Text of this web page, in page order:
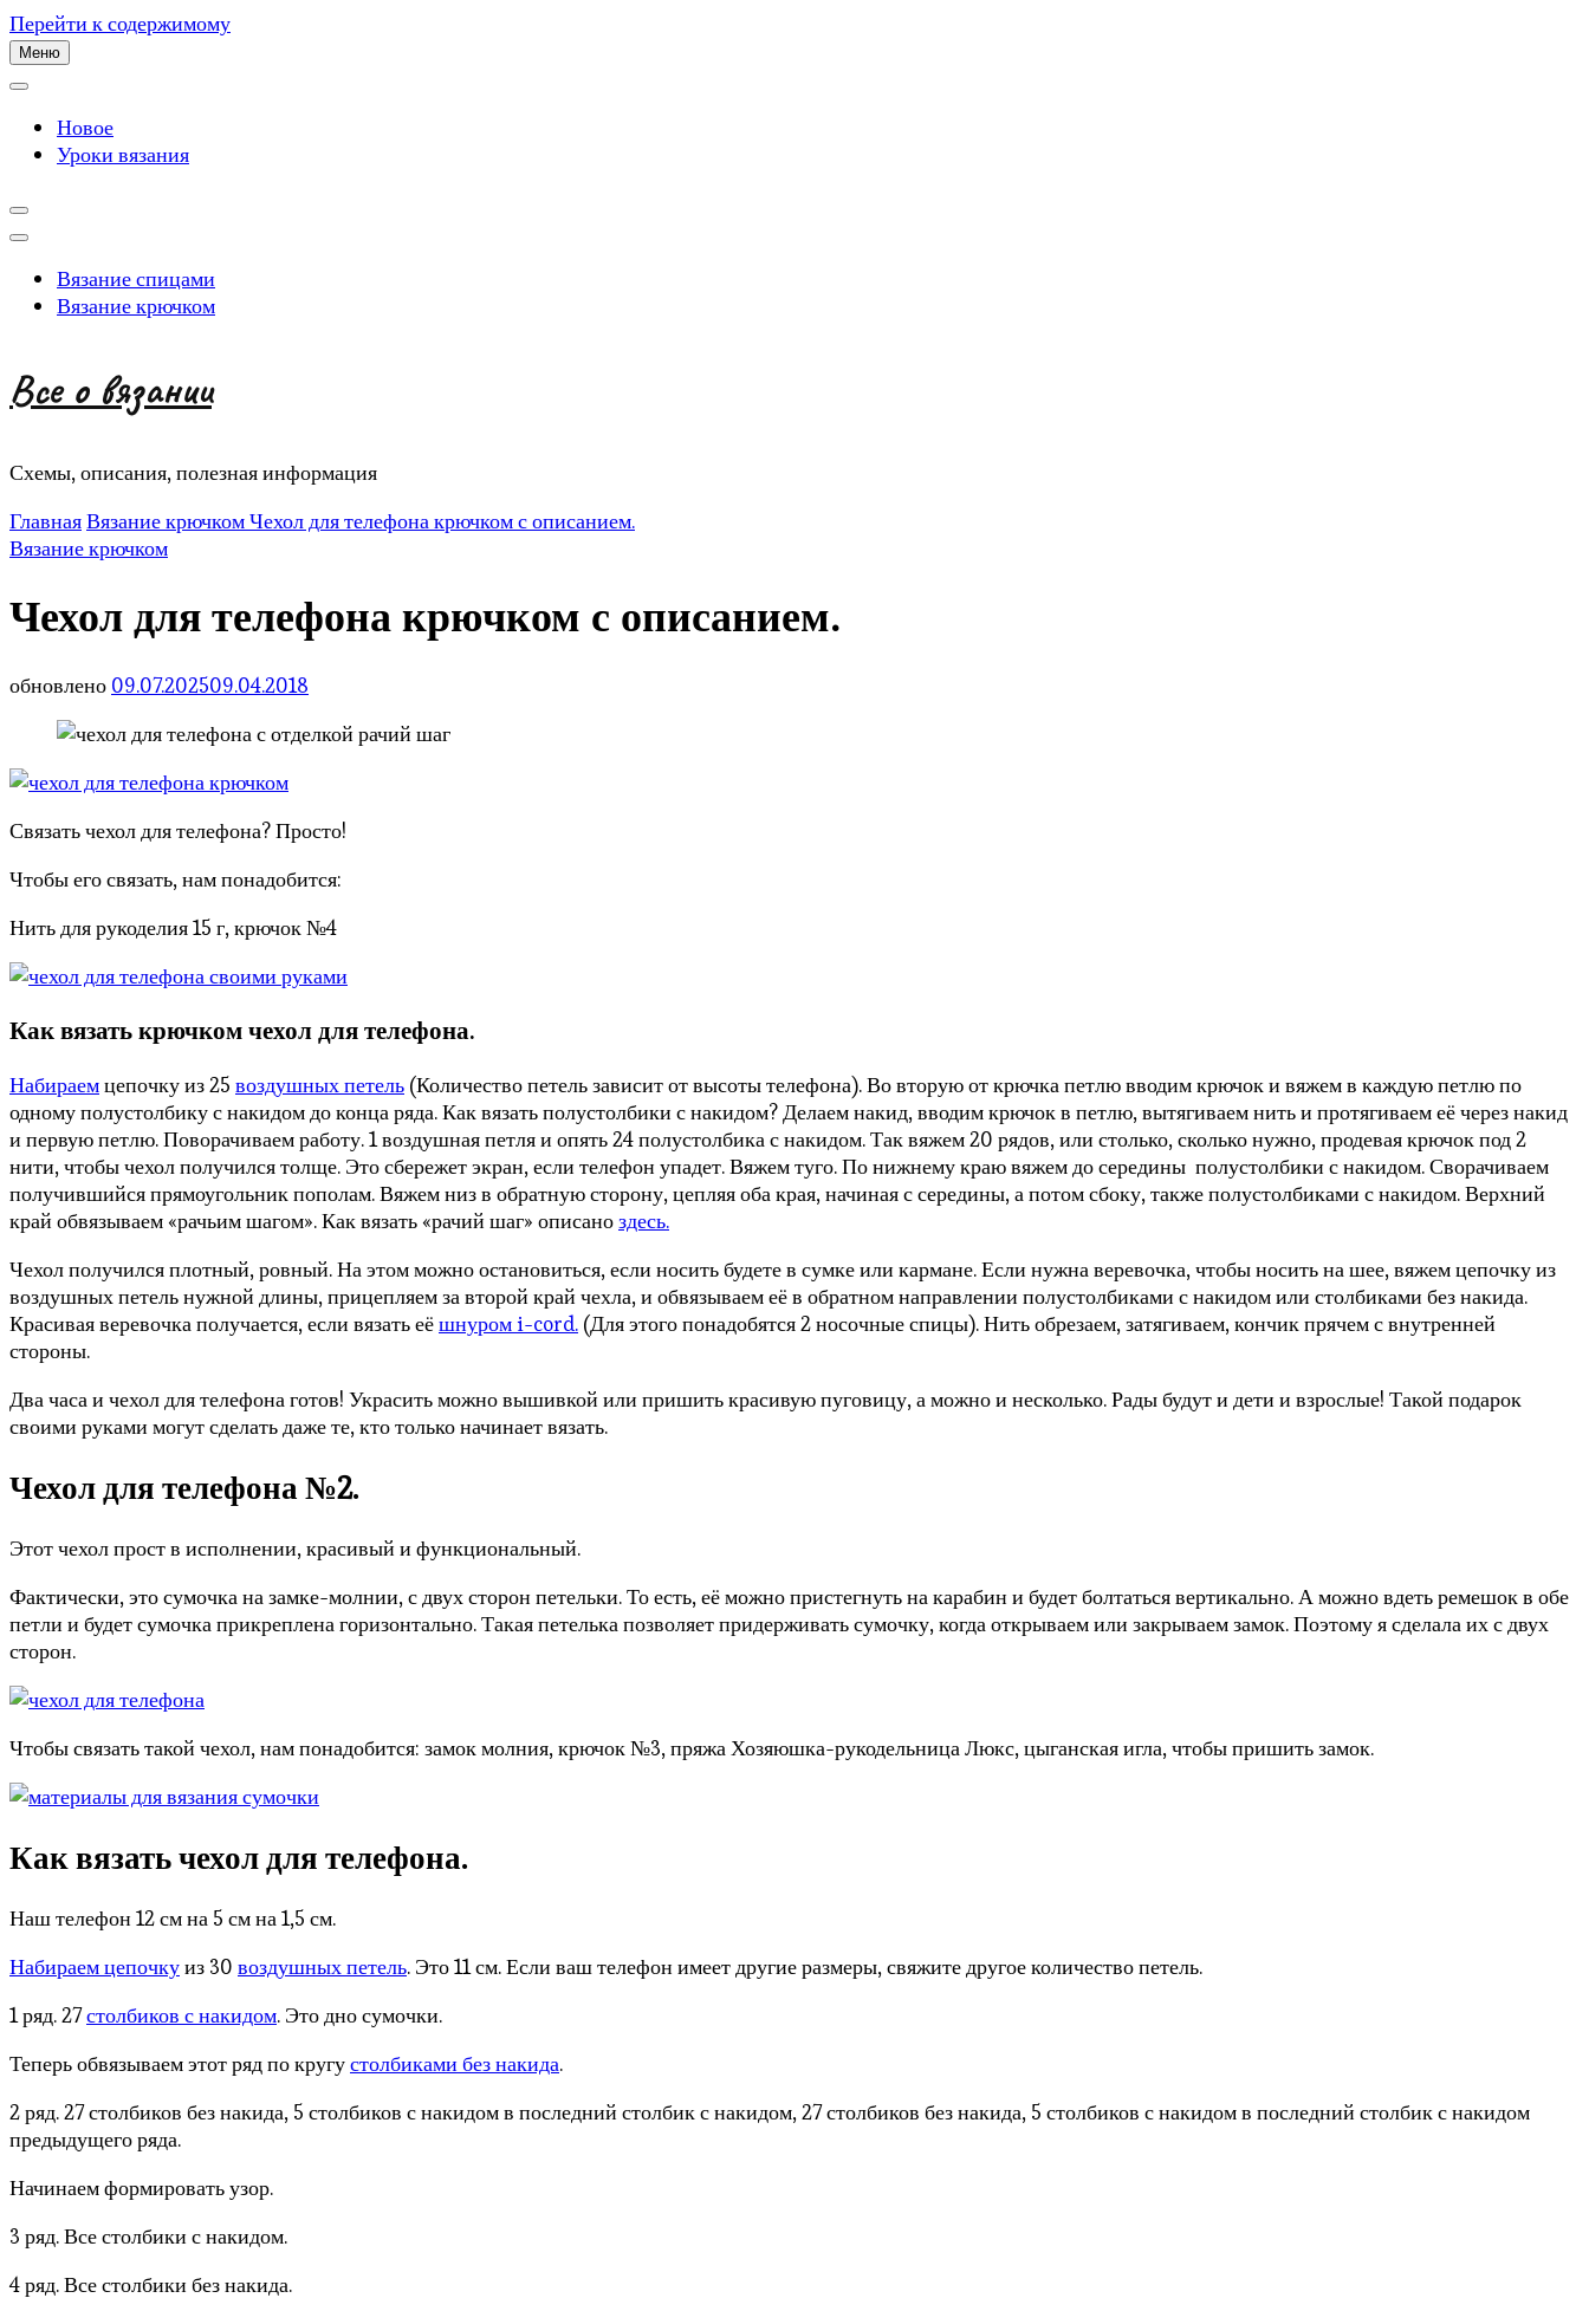
Перейти к содержимому
Меню
Новое
Уроки вязания
Вязание спицами
Вязание крючком
Все о вязании
Схемы, описания, полезная информация
ГлавнаяВязание крючкомЧехол для телефона крючком с описанием.
Вязание крючком
Чехол для телефона крючком с описанием.
обновлено 09.07.202509.04.2018
Связать чехол для телефона? Просто!
Чтобы его связать, нам понадобится:
Нить для рукоделия 15 г, крючок №4
Как вязать крючком чехол для телефона.
Набираемцепочку из 25 воздушных петель (Количество петель зависит от высоты телефона). Во вторую от крючка петлю вводим крючок и вяжем в каждую петлю по
одному полустолбику с накидом до конца ряда. Как вязать полустолбики с накидом? Делаем накид, вводим крючок в петлю, вытягиваем нить и протягиваем её через накид
и первую петлю. Поворачиваем работу. 1 воздушная петля и опять 24 полустолбика с накидом. Так вяжем 20 рядов, или столько, сколько нужно, продевая крючок под 2
нити, чтобы чехол получился толще. Это сбережет экран, если телефон упадет. Вяжем туго. По нижнему краю вяжем до середины полустолбики с накидом. Сворачиваем
получившийся прямоугольник пополам. Вяжем низ в обратную сторону, цепляя оба края, начиная с середины, а потом сбоку, также полустолбиками с накидом. Верхний
край обвязываем «рачьим шагом». Как вязать «рачий шаг» описаноздесь.
Чехол получился плотный, ровный. На этом можно остановиться, если носить будете в сумке или кармане. Если нужна веревочка, чтобы носить на шее, вяжем цепочку из
воздушных петель нужной длины, прицепляем за второй край чехла, и обвязываем её в обратном направлении полустолбиками с накидом или столбиками без накида.
Красивая веревочка получается, если вязать еёшнуром i-cord. (Для этого понадобятся 2 носочные спицы). Нить обрезаем, затягиваем, кончик прячем с внутренней
стороны.
Два часа и чехол для телефона готов! Украсить можно вышивкой или пришить красивую пуговицу, а можно и несколько. Рады будут и дети и взрослые! Такой подарок
своими руками могут сделать даже те, кто только начинает вязать.
Чехол для телефона №2.
Этот чехол прост в исполнении, красивый и функциональный.
Фактически, это сумочка на замке-молнии, с двух сторон петельки. То есть, её можно пристегнуть на карабин и будет болтаться вертикально. А можно вдеть ремешок в обе
петли и будет сумочка прикреплена горизонтально. Такая петелька позволяет придерживать сумочку, когда открываем или закрываем замок. Поэтому я сделала их с двух
сторон.
Чтобы связать такой чехол, нам понадобится: замок молния, крючок №3, пряжа Хозяюшка-рукодельница Люкс, цыганская игла, чтобы пришить замок.
Как вязать чехол для телефона.
Наш телефон 12 см на 5 см на 1,5 см.
Набираем цепочкуиз 30 воздушных петель. Это 11 см. Если ваш телефон имеет другие размеры, свяжите другое количество петель.
1 ряд. 27столбиков с накидом. Это дно сумочки.
Теперь обвязываем этот ряд по кругустолбиками без накида.
2 ряд. 27 столбиков без накида, 5 столбиков с накидом в последний столбик с накидом, 27 столбиков без накида, 5 столбиков с накидом в последний столбик с накидом
предыдущего ряда.
Начинаем формировать узор.
3 ряд. Все столбики с накидом.
4 ряд. Все столбики без накида.